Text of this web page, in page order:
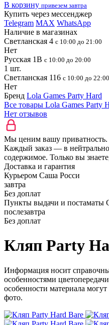
В корзину привезем завтра
Купить через мессенджер
Telegram MAX WhatsApp
Наличие в магазинах
Светланская 4 с 10:00 до 21:00
Нет
Русская 1В с 10:00 до 20:00
1 шт.
Светланская 116 с 10:00 до 22:00
Нет
Бренд Lola Games Party Hard
Все товары Lola Games Party
Нет отзывов
Мы ценим вашу приватность.
Каждый заказ — в
содержимое. Только вы
Доставка и гарантия
Курьером Саша Росси
завтра
Без доплат
Пункты выдачи и
послезавтра
Без доплат
Кляп Party
Информация носит
особенностями
особенности материала
фото.